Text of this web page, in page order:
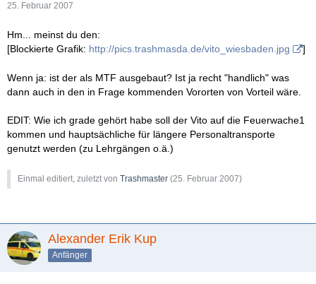
25. Februar 2007
Hm... meinst du den:
[Blockierte Grafik: http://pics.trashmasda.de/vito_wiesbaden.jpg ]
Wenn ja: ist der als MTF ausgebaut? Ist ja recht "handlich" was
dann auch in den in Frage kommenden Vororten von Vorteil wäre.
EDIT: Wie ich grade gehört habe soll der Vito auf die Feuerwache1
kommen und hauptsächliche für längere Personaltransporte
genutzt werden (zu Lehrgängen o.ä.)
Einmal editiert, zuletzt von Trashmaster (25. Februar 2007)
Alexander Erik Kup
Anfänger